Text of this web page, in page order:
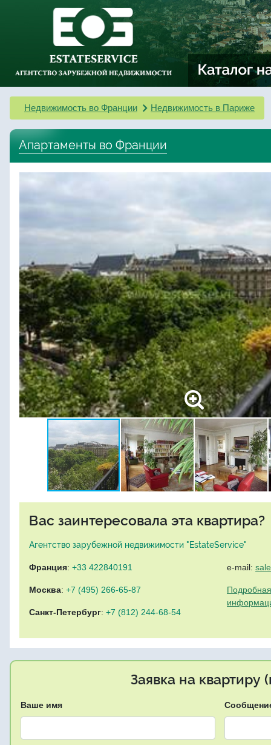
Недвижимость во Франции Недвижимость в Париже
Апартаменты во Франции
Вас заинтересовала эта квартира?
Агентство зарубежной недвижимости "EstateService"
Франция: +33 422840191
Москва: +7 (495) 266-65-87
Санкт-Петербург: +7 (812) 244-68-54
e-mail:
Заявка на квартиру
Ваше имя